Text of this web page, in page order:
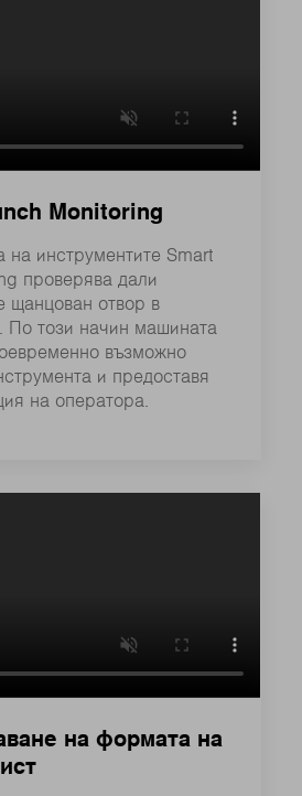
Monitoring
на инструментите Smart
проверява дали
щанцован отвор в
По този начин машината
възможно
и предоставя
на оператора.
на формата на